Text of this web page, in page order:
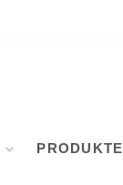
PRODUKTE